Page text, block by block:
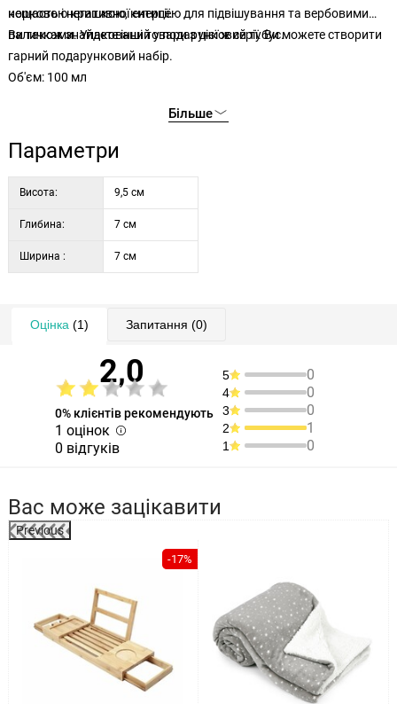
нещасть і негативної енергії.
корковою кришкою, китицею для підвішування та вербовими
паличками. Упакований у подарунковий тубус.
Ви також знайдете інші товари з цієї ж серії. Ви можете створити
гарний подарунковий набір.
Об'єм: 100 мл
Більше
Параметри
Висота: 9,5 см
Глибина: 7 см
Ширина : 7 см
Оцінка (1) Запитання (0)
2,0
0% клієнтів рекомендують
1 оцінок
0 відгуків
5 0
4 0
3 0
2 1
1 0
Вас може зацікавити
Previous
-17%